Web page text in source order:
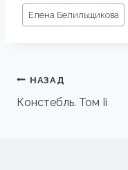
Метки
записи:
Елена Белильщикова
Навигация
по
НАЗАД
Констебль. Том Ii